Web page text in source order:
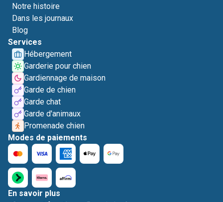
Notre histoire
Dans les journaux
Blog
Services
Hébergement
Garderie pour chien
Gardiennage de maison
Garde de chien
Garde chat
Garde d'animaux
Promenade chien
Modes de paiements
En savoir plus